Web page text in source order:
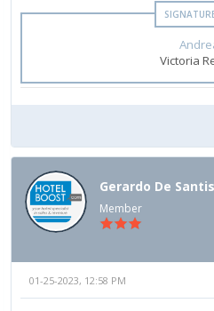
Victoria
Gerardo De Santis
Member
01-25-2023, 12:58 PM